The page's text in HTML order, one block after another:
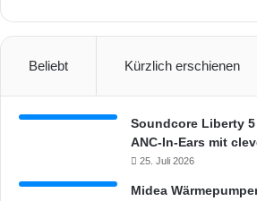
Beliebt Kürzlich erschienen
Soundcore Liberty
ANC-In-Ears mit
25. Juli 2026
Midea